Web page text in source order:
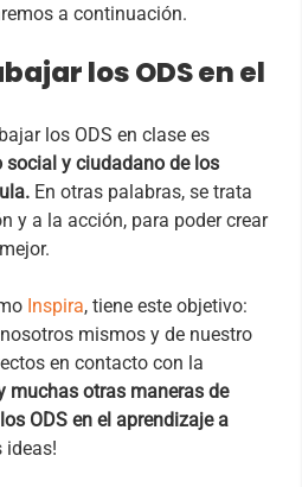
a continuación.
los ODS en el
los ODS en clase es
y ciudadano de los
En otras palabras, se trata
y a la acción, para poder crear
Inspira, tiene este objetivo:
mismos y de nuestro
en contacto con la
muchas otras maneras de
ODS en el aprendizaje a
ideas!